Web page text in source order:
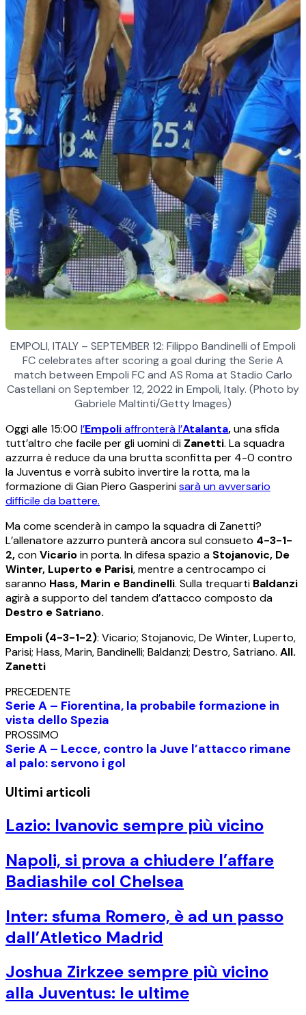
EMPOLI, ITALY – SEPTEMBER 12: Filippo Bandinelli of Empoli
FC celebrates after scoring a goal during the Serie A
match between Empoli FC and AS Roma at Stadio Carlo
Castellani on September 12, 2022 in Empoli, Italy. (Photo by
Gabriele Maltinti/Getty Images)
Oggi alle 15:00 l’Empoliaffronterà l’Atalanta,una sfida
tutt’altro che facile per gli uomini di Zanetti. La squadra
azzurra è reduce da una brutta sconfitta per 4-0 contro
la Juventus e vorrà subito invertire la rotta, ma la
formazione di Gian Piero Gasperinisarà un avversario
difficile da battere.
Ma come scenderà in campo la squadra di Zanetti?
L’allenatore azzurro punterà ancora sul consueto 4-3-1-
2,conVicarioin porta. In difesa spazio a Stojanovic, De
Winter, Luperto e Parisi, mentre a centrocampo ci
saranno Hass, Marin e Bandinelli. Sulla trequarti Baldanzi
agirà a supporto del tandem d’attacco composto da
Destro e Satriano.
Empoli (4-3-1-2): Vicario; Stojanovic, De Winter, Luperto,
Parisi; Hass, Marin, Bandinelli; Baldanzi; Destro, Satriano. All.
Zanetti
PRECEDENTE
Serie A – Fiorentina, la probabile formazione in
vista dello Spezia
PROSSIMO
Serie A – Lecce, contro la Juve l’attacco rimane
al palo: servono i gol
Ultimi articoli
Lazio: Ivanovic sempre più vicino
Napoli, si prova a chiudere l’affare
Badiashile col Chelsea
Inter: sfuma Romero, è ad un passo
dall’Atletico Madrid
Joshua Zirkzee sempre più vicino
alla Juventus: le ultime